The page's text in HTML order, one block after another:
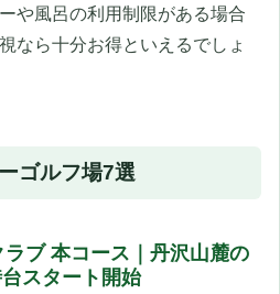
や風呂の利用制限がある場合
なら十分お得といえるでしょ
ゴルフ場7選
ブ 本コース｜丹沢山麓の
スタート開始